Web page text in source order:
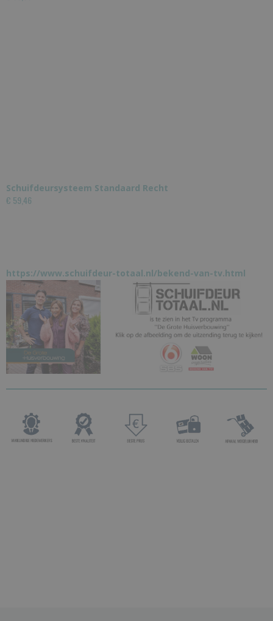
Schuifdeursysteem Standaard Recht
€ 59,46
https://www.schuifdeur-totaal.nl/bekend-van-tv.html